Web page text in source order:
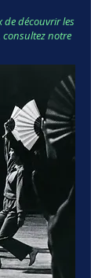
de découvrir les
notre